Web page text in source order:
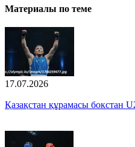
Материалы по теме
17.07.2026
Қазақстан құрамасы бокстан